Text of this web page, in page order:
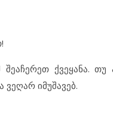
ქვეყანა.
იმუშავებ.